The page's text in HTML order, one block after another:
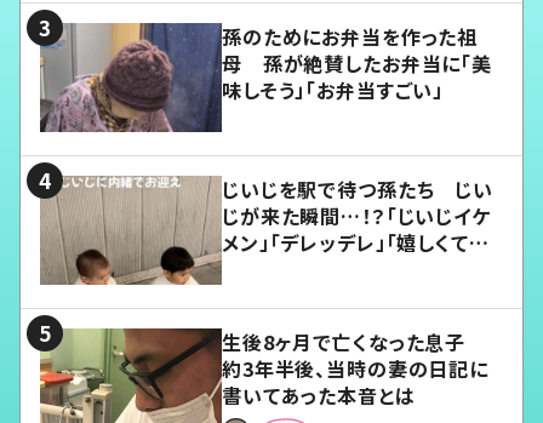
孫のためにお弁当を作った祖
母 孫が絶賛したお弁当に「美
味しそう」「お弁当すごい」
じいじを駅で待つ孫たち じい
じが来た瞬間…！？「じいじイケ
メン」「デレッデレ」「嬉しくて可
生後8ヶ月で亡くなった息子
約3年半後、当時の妻の日記に
書いてあった本音とは